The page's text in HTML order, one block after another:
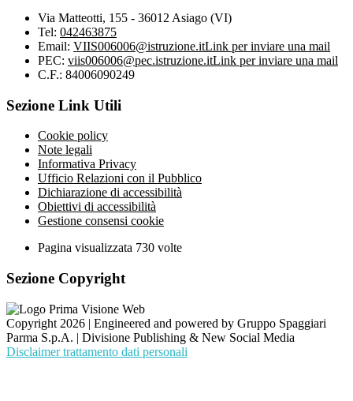
Via Matteotti, 155 - 36012 Asiago (VI)
Tel: 042463875
Email: VIIS006006@istruzione.itLink per inviare una mail
PEC: viis006006@pec.istruzione.itLink per inviare una mail
C.F.: 84006090249
Sezione Link Utili
Cookie policy
Note legali
Informativa Privacy
Ufficio Relazioni con il Pubblico
Dichiarazione di accessibilità
Obiettivi di accessibilità
Gestione consensi cookie
Pagina visualizzata 730 volte
Sezione Copyright
Copyright 2026 | Engineered and powered by Gruppo Spaggiari
Parma S.p.A. | Divisione Publishing & New Social Media
Disclaimer trattamento dati personali